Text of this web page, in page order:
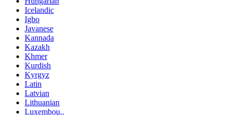
Icelandic
Igbo
Javanese
Kannada
Kazakh
Khmer
Kurdish
Kyrgyz
Latin
Latvian
Lithuanian
Luxembou..